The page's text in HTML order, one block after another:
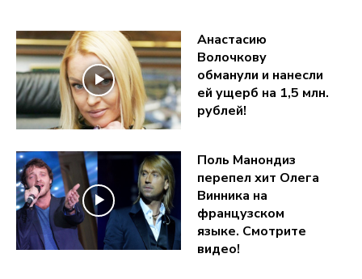
Анастасию
Волочкову
обманули и нанесли
ей ущерб на 1,5 млн.
рублей!
Поль Манондиз
перепел хит Олега
Винника на
французском
языке. Смотрите
видео!